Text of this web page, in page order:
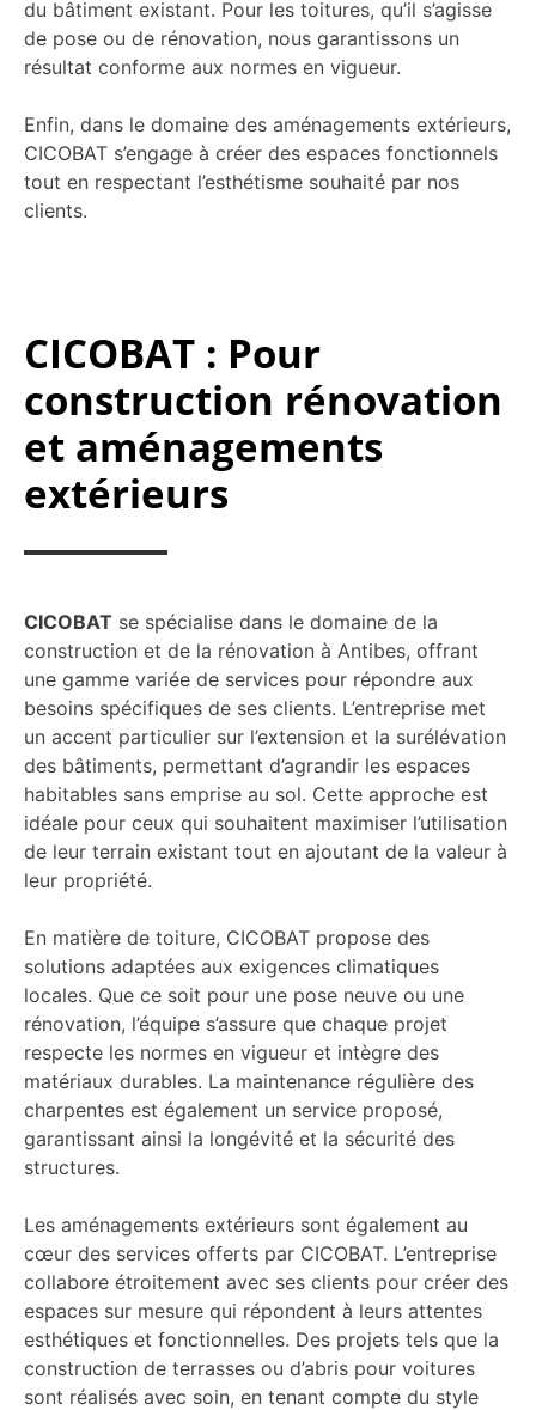
du bâtiment existant. Pour les toitures, qu’il s’agisse
de pose ou de rénovation, nous garantissons un
résultat conforme aux normes en vigueur.
Enfin, dans le domaine des aménagements extérieurs,
CICOBAT s’engage à créer des espaces fonctionnels
tout en respectant l’esthétisme souhaité par nos
clients.
CICOBAT : Pour
construction rénovation
et aménagements
extérieurs
CICOBAT se spécialise dans le domaine de la
construction et de la rénovation à Antibes, offrant
une gamme variée de services pour répondre aux
besoins spécifiques de ses clients. L’entreprise met
un accent particulier sur l’extension et la surélévation
des bâtiments, permettant d’agrandir les espaces
habitables sans emprise au sol. Cette approche est
idéale pour ceux qui souhaitent maximiser l’utilisation
de leur terrain existant tout en ajoutant de la valeur à
leur propriété.
En matière de toiture, CICOBAT propose des
solutions adaptées aux exigences climatiques
locales. Que ce soit pour une pose neuve ou une
rénovation, l’équipe s’assure que chaque projet
respecte les normes en vigueur et intègre des
matériaux durables. La maintenance régulière des
charpentes est également un service proposé,
garantissant ainsi la longévité et la sécurité des
structures.
Les aménagements extérieurs sont également au
cœur des services offerts par CICOBAT. L’entreprise
collabore étroitement avec ses clients pour créer des
espaces sur mesure qui répondent à leurs attentes
esthétiques et fonctionnelles. Des projets tels que la
construction de terrasses ou d’abris pour voitures
sont réalisés avec soin, en tenant compte du style